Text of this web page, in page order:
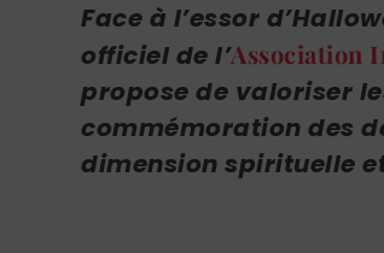
Face à l’essor
officiel de l’Association
propose de valoriser
commémoration des
dimension spirituelle